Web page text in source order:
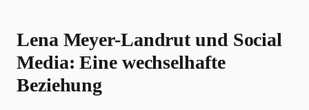
Lena Meyer-Landrut und Social
Media: Eine wechselhafte
Beziehung